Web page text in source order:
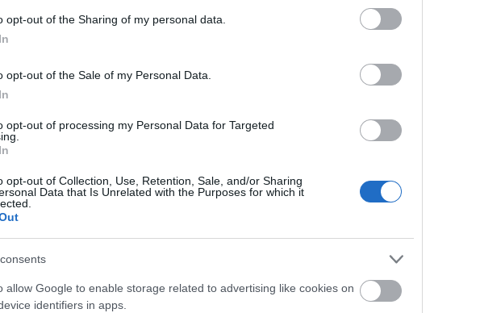
opt-out of the Sharing of my personal data.
opt-out of the Sale of my Personal Data.
opt-out of processing my Personal Data for Targeted
opt-out of Collection, Use, Retention, Sale, and/or Sharing
Data that Is Unrelated with the Purposes for which it
allow Google to enable storage related to advertising like cookies on
identifiers in apps.
News
Εύβοια
ανεμογεννήτριες
07.08.2026 | 18:40
Τραγική κατάληξη
είχε η θαλάσσια
07.08.2026 | 18:20
εκπαιδευτικό από
την Εύβοια που
έφυγε από τη ζωή
Αυτοψία στα
καμένα: 37 σπίτια
κρίθηκαν
κατεδαφιστέα στο